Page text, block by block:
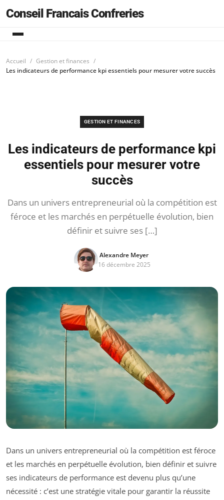
Conseil Francais Confreries
Accueil
Gestion et finances
Les indicateurs de performance kpi essentiels pour mesurer votre succès
GESTION ET FINANCES
Les indicateurs de performance kpi
essentiels pour mesurer votre
succès
Dans un univers entrepreneurial où la compétition est
féroce et les marchés en perpétuelle évolution, bien
définir et suivre ses […]
Alexandre Meyer
16 décembre 2025
Dans un univers entrepreneurial où la compétition est féroce
et les marchés en perpétuelle évolution, bien définir et suivre
ses indicateurs de performance est devenu plus qu’une
nécessité : c’est une stratégie vitale pour garantir la réussite